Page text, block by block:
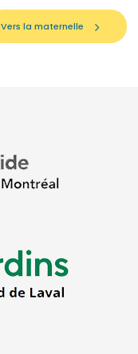
Vers la maternelle